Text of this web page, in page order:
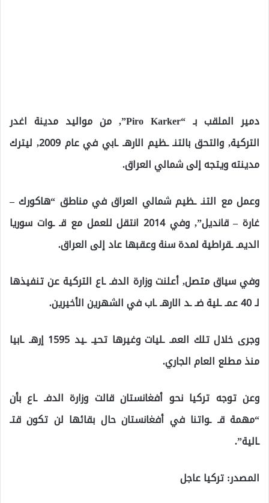
دمير الملقب بـ “Piro Karker”, من مواليد مدينة اغدر
التركية, والتحق بالتنـ ـظيم الارهـ ـابي في عام 2009, ليترك
مدينته ويتجه إلى شمالي العراق.
وعمل مع التنـ ـظيم شمالي العراق في مناطق “هاكورك –
غارة – قانديل”, وفي 2014 انتقل للعمل مع قـ ـوات سوريا
الديمـ ـقراطية لمدة سنة وعقبها عاد إلى العراق.
وفي سياق متصل, أعلنت وزارة الدفـ ـاع التركية عن تنفيذها
لـ 40 عمـ ـلية ضـ ـد الارهـ ـاب في الشهرين الأخيرين.
وجرى خلال تلك العمـ ـليات وغيرها تحيـ ـيد 1595 إرهـ ـابيا
منذ مطلع العام الجاري.
وعن توجه تركيا نحو أفغانستان قالت وزارة الدفـ ـاع بأن
“مهمة قـ ـواتنا في أفغانستان حال بقائها لن تكون قتـ
ـالية”.
المصدر: تركيا عاجل